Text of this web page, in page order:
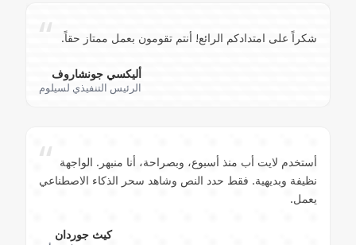
“ شكراً على امتدادكم الرائع! أنتم تقومون بعمل ممتاز حقاً.
أليكسي جونشاروف
الرئيس التنفيذي لسيلوم
“ أستخدم لايت أب منذ أسبوع، وبصراحة، أنا منبهر. الواجهة
نظيفة وبديهية. فقط حدد النص وشاهد سحر الذكاء الاصطناعي
يعمل.
كيث جوردان